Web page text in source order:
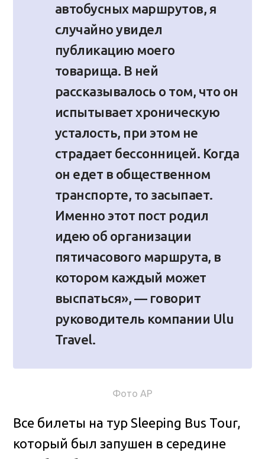
автобусных маршрутов, я
случайно увидел
публикацию моего
товарища. В ней
рассказывалось о том, что он
испытывает хроническую
усталость, при этом не
страдает бессонницей. Когда
он едет в общественном
транспорте, то засыпает.
Именно этот пост родил
идею об организации
пятичасового маршрута, в
котором каждый может
выспаться», — говорит
руководитель компании Ulu
Travel.
Фото AP
Все билеты на тур Sleeping Bus Tour,
который был запушен в середине